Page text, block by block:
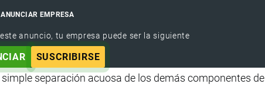
ANUNCIAR EMPRESA
anuncio, tu empresa puede ser la siguiente
SUSCRIBIRSE
separación acuosa de los demás componentes de